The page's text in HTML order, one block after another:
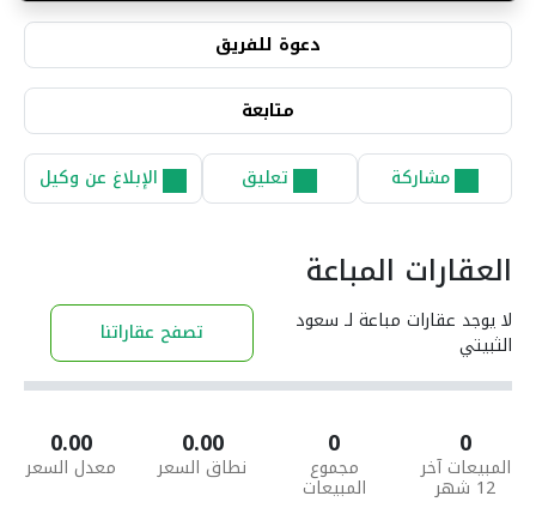
دعوة للفريق
متابعة
مشاركة تعليق الإبلاغ عن وكيل
العقارات المباعة
لا يوجد عقارات مباعة لـ سعود
الثبيتي تصفح عقاراتنا
0
المبيعات آخر
12 شهر
0
مجموع
المبيعات
0.00
نطاق السعر
0.00
معدل السعر